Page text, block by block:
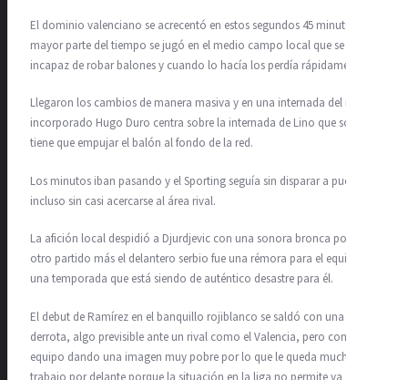
El dominio valenciano se acrecentó en estos segundos 45 minutos y la
mayor parte del tiempo se jugó en el medio campo local que se veía
incapaz de robar balones y cuando lo hacía los perdía rápidamente.
Llegaron los cambios de manera masiva y en una internada del recién
incorporado Hugo Duro centra sobre la internada de Lino que solo
tiene que empujar el balón al fondo de la red.
Los minutos iban pasando y el Sporting seguía sin disparar a puerta e
incluso sin casi acercarse al área rival.
La afición local despidió a Djurdjevic con una sonora bronca porque
otro partido más el delantero serbio fue una rémora para el equipo en
una temporada que está siendo de auténtico desastre para él.
El debut de Ramírez en el banquillo rojiblanco se saldó con una clara
derrota, algo previsible ante un rival como el Valencia, pero con su
equipo dando una imagen muy pobre por lo que le queda mucho